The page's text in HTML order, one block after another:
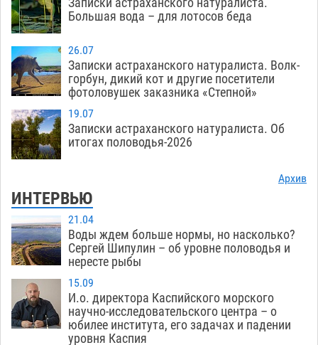
Большая вода – для лотосов беда
26.07
Записки астраханского натуралиста. Волк-
горбун, дикий кот и другие посетители
фотоловушек заказника «Степной»
19.07
Записки астраханского натуралиста. Об
итогах половодья-2026
Архив
ИНТЕРВЬЮ
21.04
Воды ждем больше нормы, но насколько?
Сергей Шипулин – об уровне половодья и
нересте рыбы
15.09
И.о. директора Каспийского морского
научно-исследовательского центра – о
юбилее института, его задачах и падении
уровня Каспия